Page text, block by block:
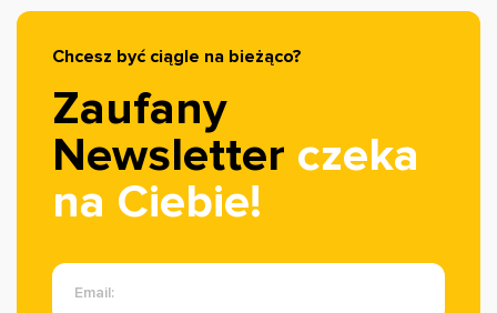
klienci, stajecie się częścią największego
Chcesz być ciągle na bieżąco?
Zaufany
Newsletter czeka
na Ciebie!
Email: